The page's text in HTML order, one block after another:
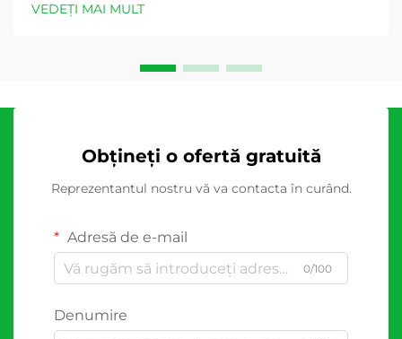
VEDEȚI MAI MULT
Obțineți o ofertă gratuită
Reprezentantul nostru vă va contacta în curând.
Adresă de e-mail
0/100
Denumire